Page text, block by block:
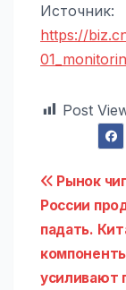
Источник:
https://
Post
по
Рынок
России
падать.
усиливают